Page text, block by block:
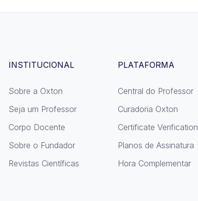
INSTITUCIONAL
Sobre a Oxton
Seja um Professor
Corpo Docente
Sobre o Fundador
Revistas Científicas
PLATAFORMA
Central do Professor
Curadoria Oxton
Certificate Verification
Planos de Assinatura
Hora Complementar